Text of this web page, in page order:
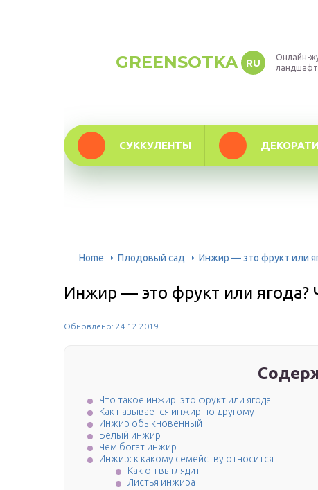
GREENSOTKA RU
Онлайн-
СУККУЛЕНТЫ
Home Плодовый сад Инжир — это фрукт или
Инжир — это фрукт или ягода?
Обновлено: 24.12.2019
Что такое инжир: это фрукт или ягода
Как называется инжир по-другому
Инжир обыкновенный
Белый инжир
Чем богат инжир
Инжир: к какому семейству относится
Как он выглядит
Листья инжира